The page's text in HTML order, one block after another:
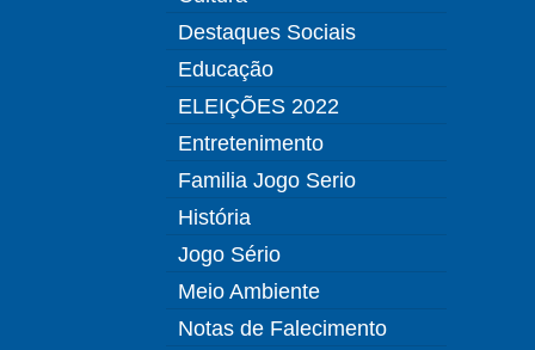
Destaques Sociais
Educação
ELEIÇÕES 2022
Entretenimento
Familia Jogo Serio
História
Jogo Sério
Meio Ambiente
Notas de Falecimento